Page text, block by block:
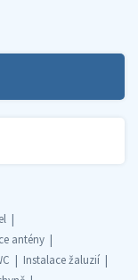
antény
Instalace žaluzií